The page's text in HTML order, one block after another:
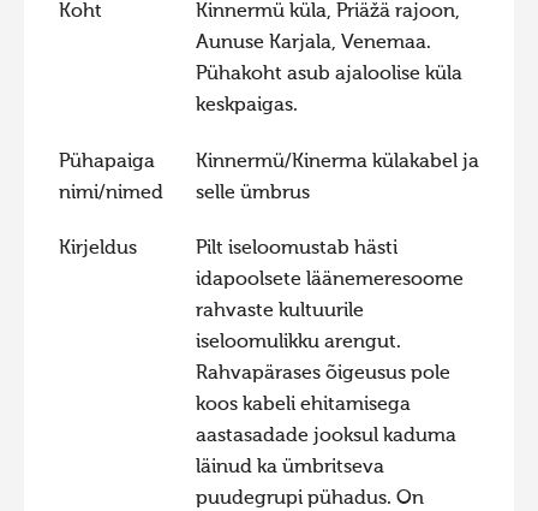
Hiite kuvavõistlus 2023 lisa
Liikuvad kuvad 2023
Hiite kuvavõistlus 2022
Liikuvad kuvad 2022
Hiite kuvavõistlus 2021 lisa
Liikuvad kuvad 2021
Hiite kuvavõistlus 2020 lisa
Liikuvad kuvad 2020
Koht
Kinnermü küla, Priäžä rajoon,
Aunuse Karjala, Venemaa.
Pühakoht asub ajaloolise küla
keskpaigas.
Pühapaiga
nimi/nimed
Kinnermü/Kinerma külakabel ja
selle ümbrus
Kirjeldus
Pilt iseloomustab hästi
idapoolsete läänemeresoome
rahvaste kultuurile
iseloomulikku arengut.
Rahvapärases õigeusus pole
koos kabeli ehitamisega
aastasadade jooksul kaduma
läinud ka ümbritseva
puudegrupi pühadus. On